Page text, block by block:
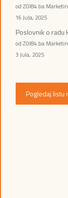
od ZOI84.ba
16 Jula, 2025
Poslovnik o radu
od ZOI84.ba
3 Jula, 2025
Pogledaj listu